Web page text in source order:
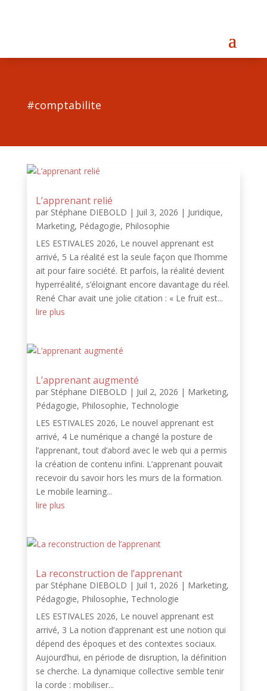
#comptabilite
L’apprenant relié
par Stéphane DIEBOLD | Juil 3, 2026 | Juridique,
Marketing, Pédagogie, Philosophie
LES ESTIVALES 2026, Le nouvel apprenant est
arrivé, 5 La réalité est la seule façon que l’homme
ait pour faire société. Et parfois, la réalité devient
hyperréalité, s’éloignant encore davantage du réel.
René Char avait une jolie citation : « Le fruit est...
lire plus
L’apprenant augmenté
par Stéphane DIEBOLD | Juil 2, 2026 | Marketing,
Pédagogie, Philosophie, Technologie
LES ESTIVALES 2026, Le nouvel apprenant est
arrivé, 4 Le numérique a changé la posture de
l’apprenant, tout d’abord avec le web qui a permis
la création de contenu infini. L’apprenant pouvait
recevoir du savoir hors les murs de la formation.
Le mobile learning...
lire plus
La reconstruction de l’apprenant
par Stéphane DIEBOLD | Juil 1, 2026 | Marketing,
Pédagogie, Philosophie, Technologie
LES ESTIVALES 2026, Le nouvel apprenant est
arrivé, 3 La notion d’apprenant est une notion qui
dépend des époques et des contextes sociaux.
Aujourd’hui, en période de disruption, la définition
se cherche. La dynamique collective semble tenir
la corde : mobiliser...